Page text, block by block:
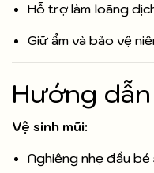
Hỗ trợ làm loãng
Giữ ẩm và bảo vệ
Hướng
Vệ sinh mũi:
Nghiêng nhẹ đầu bé